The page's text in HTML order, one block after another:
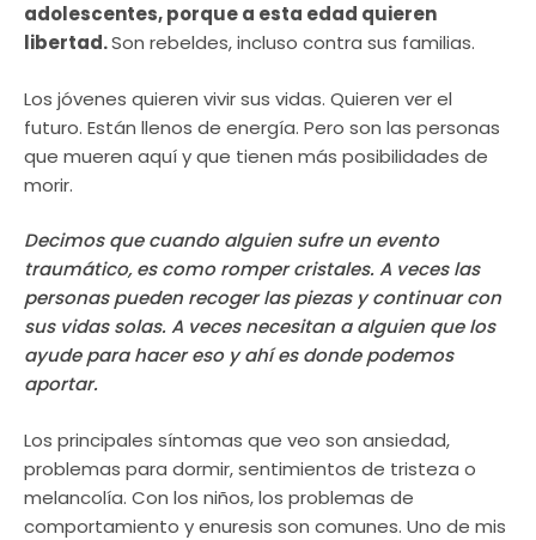
adolescentes, porque a esta edad quieren
libertad.Son rebeldes, incluso contra sus familias.
Los jóvenes quieren vivir sus vidas. Quieren ver el
futuro. Están llenos de energía. Pero son las personas
que mueren aquí y que tienen más posibilidades de
morir.
Decimos que cuando alguien sufre un evento
traumático, es como romper cristales. A veces las
personas pueden recoger las piezas y continuar con
sus vidas solas. A veces necesitan a alguien que los
ayude para hacer eso y ahí es donde podemos
aportar.
Los principales síntomas que veo son ansiedad,
problemas para dormir, sentimientos de tristeza o
melancolía. Con los niños, los problemas de
comportamiento y enuresis son comunes. Uno de mis